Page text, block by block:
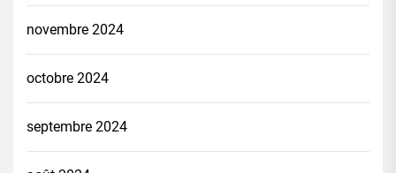
novembre 2024
octobre 2024
septembre 2024